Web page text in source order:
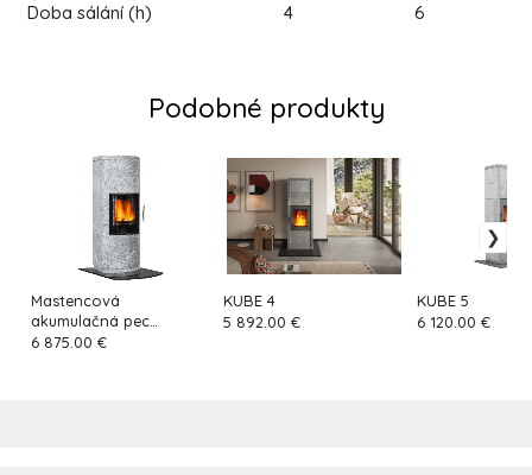
Doba sálání (h)
4 6
Podobné produkty
Mastencová
akumulačná pec
MARCELLO 140
6 875.00 €
KUBE 4
5 892.00 €
KUBE 5
6 120.00 €